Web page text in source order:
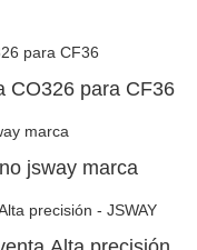
CO326 para CF36
jsway marca